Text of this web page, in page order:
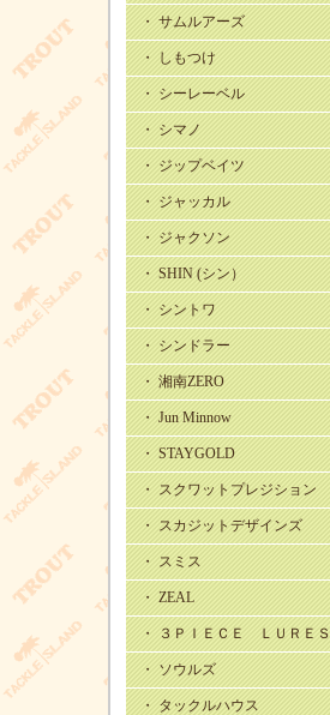
・ サムルアーズ
・ しもつけ
・ シーレーベル
・ シマノ
・ ジップベイツ
・ ジャッカル
・ ジャクソン
・ SHIN (シン）
・ シントワ
・ シンドラー
・ 湘南ZERO
・ Jun Minnow
・ STAYGOLD
・ スクワットプレジション
・ スカジットデザインズ
・ スミス
・ ZEAL
・ ３ＰＩＥＣＥ ＬＵＲＥＳ
・ ソウルズ
・ タックルハウス